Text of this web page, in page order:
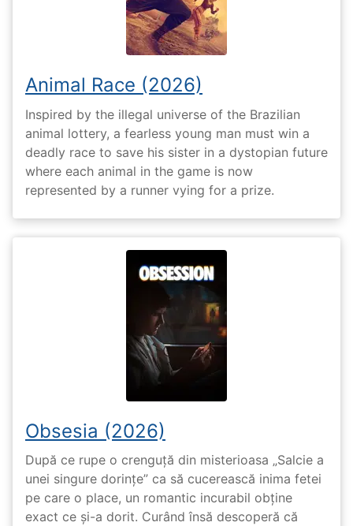
Animal Race (2026)
Inspired by the illegal universe of the Brazilian
animal lottery, a fearless young man must win a
deadly race to save his sister in a dystopian future
where each animal in the game is now
represented by a runner vying for a prize.
Obsesia (2026)
După ce rupe o crenguță din misterioasa „Salcie a
unei singure dorințe” ca să cucerească inima fetei
pe care o place, un romantic incurabil obține
exact ce și-a dorit. Curând însă descoperă că